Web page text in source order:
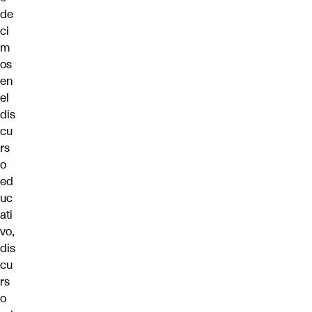
de
ci
m
os
en
el
dis
cu
rs
o
ed
uc
ati
vo,
dis
cu
rs
o